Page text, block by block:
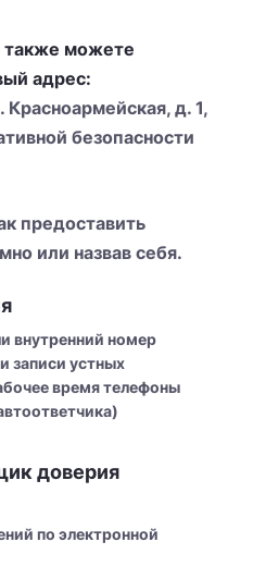
можете
адрес:
Красноармейская, д. 1,
безопасности
предоставить
или назвав себя.
внутренний номер
записи устных
время телефоны
доверия
по электронной